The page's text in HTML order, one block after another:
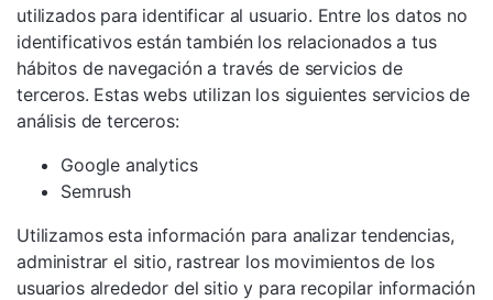
utilizados para identificar al usuario. Entre los datos no
identificativos están también los relacionados a tus
hábitos de navegación a través de servicios de
terceros. Estas webs utilizan los siguientes servicios de
análisis de terceros:
Google analytics
Semrush
Utilizamos esta información para analizar tendencias,
administrar el sitio, rastrear los movimientos de los
usuarios alrededor del sitio y para recopilar información